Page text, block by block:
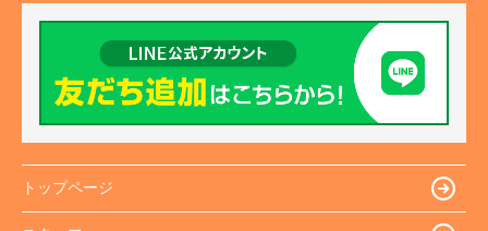
トップページ